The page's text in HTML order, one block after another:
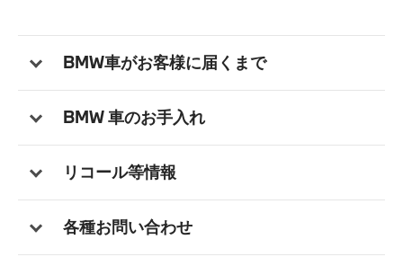
認定中古車
FAN & FUN
BMW車がお客様に届くまで
BMW 車のお手入れ
リコール等情報
各種お問い合わせ